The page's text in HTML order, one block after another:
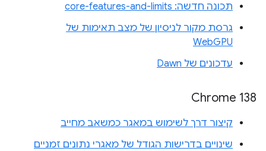
תכונה חדשה: core-features-and-limits
גרסת מקור לניסיון של מצב תאימות של
WebGPU
עדכונים של Dawn
Chrome 138
קיצור דרך לשימוש במאגר כמשאב מחייב
שינויים בדרישות הגודל של מאגרי נתונים זמניים